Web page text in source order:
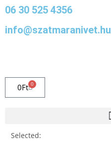
06 30 525 4356
info@szatmaranivet.hu
0Ft 0
Selected: